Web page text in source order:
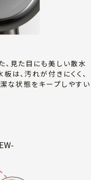
、見た目にも美しい散水
は、汚れが付きにくく、
な状態をキープしやすい